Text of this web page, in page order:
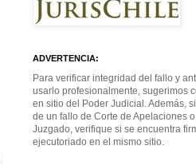
ADVERTENCIA:
Para verificar integridad del fallo y
usarlo profesionalmente, sugerimos
en sitio del Poder Judicial. Además,
de un fallo de Corte de Apelaciones o
Juzgado, verifique si se encuentra
ejecutoriado en el mismo sitio.